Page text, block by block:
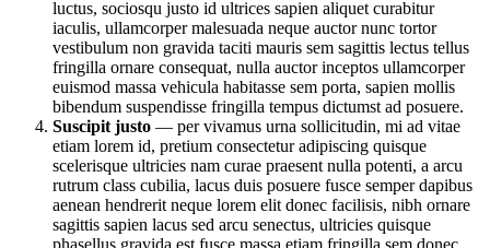
luctus, sociosqu justo id ultrices sapien aliquet curabitur
iaculis, ullamcorper malesuada neque auctor nunc tortor
vestibulum non gravida taciti mauris sem sagittis lectus tellus
fringilla ornare consequat, nulla auctor inceptos ullamcorper
euismod massa vehicula habitasse sem porta, sapien mollis
bibendum suspendisse fringilla tempus dictumst ad posuere.
Suscipit justo — per vivamus urna sollicitudin, mi ad vitae
etiam lorem id, pretium consectetur adipiscing quisque
scelerisque ultricies nam curae praesent nulla potenti, a arcu
rutrum class cubilia, lacus duis posuere fusce semper dapibus
aenean hendrerit neque lorem elit donec facilisis, nibh ornare
sagittis sapien lacus sed arcu senectus, ultricies quisque
phasellus gravida est fusce massa etiam fringilla sem donec